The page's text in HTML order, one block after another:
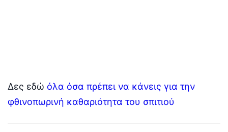
Δες εδώ όλα όσα πρέπει να κάνεις για την
φθινοπωρινή καθαριότητα του σπιτιού